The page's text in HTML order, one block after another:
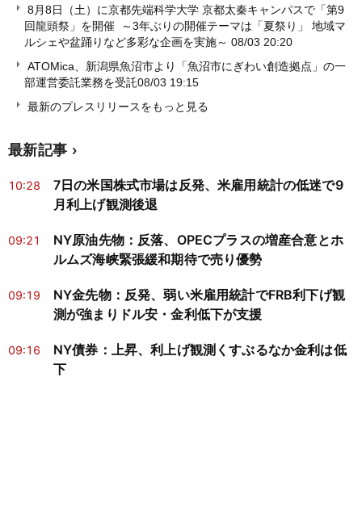
8月8日（土）に京都先端科学大学 京都太秦キャンパスで「第9
回龍頭祭」を開催 ～3年ぶりの開催テーマは「夏祭り」 地域マ
ルシェや盆踊りなど多彩な企画を実施～ 08/03 20:20
ATOMica、新潟県魚沼市より「魚沼市にぎわい創造拠点」の一
部運営委託業務を受託08/03 19:15
最新のプレスリリースをもっと見る
最新記事
10:28
7日の米国株式市場は反発、米雇用統計の低迷で9
月利上げ観測後退
09:21
NY原油先物：反落、OPECプラスの増産合意とホ
ルムズ海峡緊張緩和期待で売り優勢
09:19
NY金先物：反発、弱い米雇用統計でFRB利下げ観
測が強まりドル安・金利低下が支援
09:16
NY債券：上昇、利上げ観測くすぶるなか金利は低
下